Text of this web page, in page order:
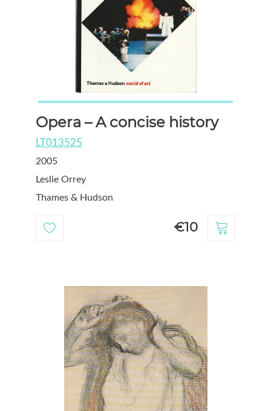
Opera – A concise history
LT013525
2005
Leslie Orrey
Thames & Hudson
€10